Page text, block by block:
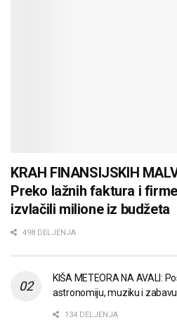
KRAH FINANSIJSKIH
Preko lažnih faktura i firme
izvlačili milione iz budžeta
498 DELJENJA
KIŠA METEORA NA AVALI:
astronomiju, muziku i
134 DELJENJA